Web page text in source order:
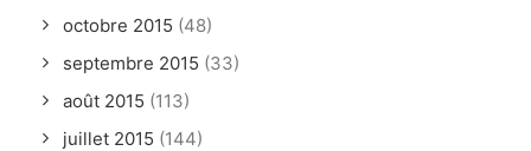
octobre 2015 (48)
septembre 2015 (33)
août 2015 (113)
juillet 2015 (144)